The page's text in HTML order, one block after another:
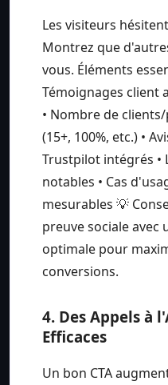
Les visiteurs
Montrez que
vous. Éléments
Témoignages client
• Nombre de
(15+, 100%, etc.) •
Trustpilot intégrés •
notables • Cas
mesurables 💡
preuve sociale avec
optimale pour
conversions.
4. Des Appels à
Efficaces
Un bon CTA